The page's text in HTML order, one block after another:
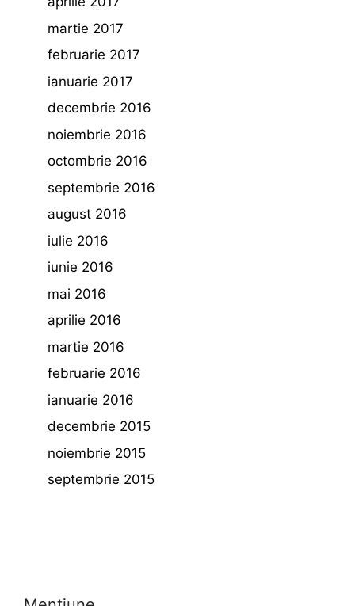
martie 2017
februarie 2017
ianuarie 2017
decembrie 2016
noiembrie 2016
octombrie 2016
septembrie 2016
august 2016
iulie 2016
iunie 2016
mai 2016
aprilie 2016
martie 2016
februarie 2016
ianuarie 2016
decembrie 2015
noiembrie 2015
septembrie 2015